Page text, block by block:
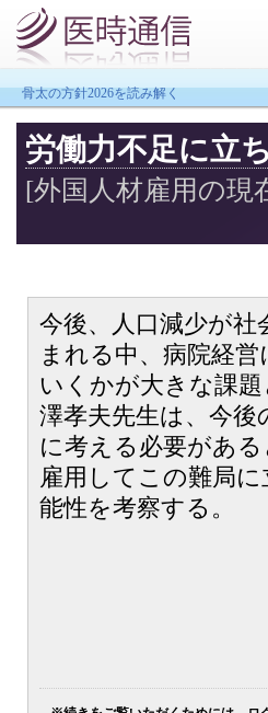
骨太の方針2026を読み解く
労働力不足に立
[外国人材雇用の現
今後、人口減少が
まれる中、病院経
いくかが大きな課
澤孝夫先生は、今
に考える必要があ
雇用してこの難局
能性を考察する。